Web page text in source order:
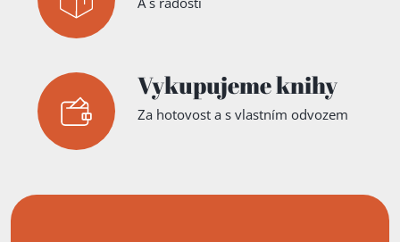
Vykupujeme knihy
Za hotovost a s vlastním odvozem